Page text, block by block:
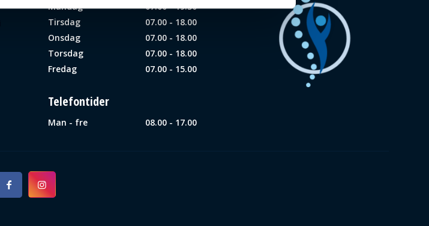
Mandag
07.00 - 19.30
Tirsdag
07.00 - 18.00
Onsdag
07.00 - 18.00
Torsdag
07.00 - 18.00
Fredag
07.00 - 15.00
Telefontider
Man - fre 08.00 - 17.00